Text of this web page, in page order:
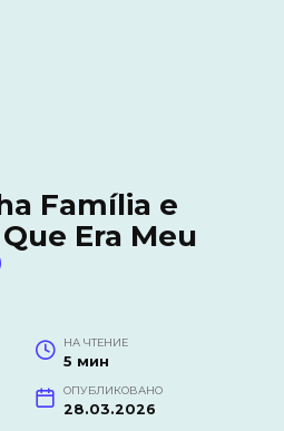
Família e
Era Meu
НА ЧТЕНИЕ
5 мин
ОПУБЛИКОВАНО
28.03.2026